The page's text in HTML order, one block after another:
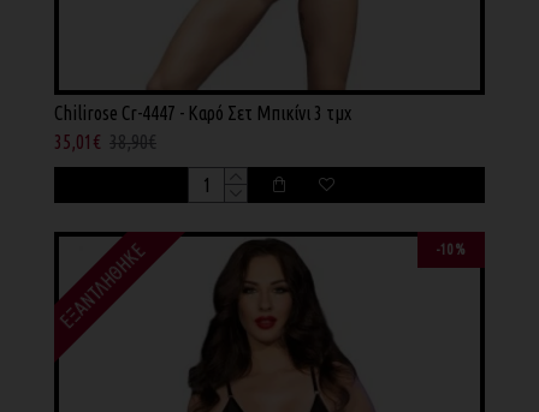
Chilirose Cr-4447 - Καρό Σετ Μπικίνι 3 τμχ
35,01€ 38,90€
-10 %
ΕΞΑΝΤΛΉΘΗΚΕ